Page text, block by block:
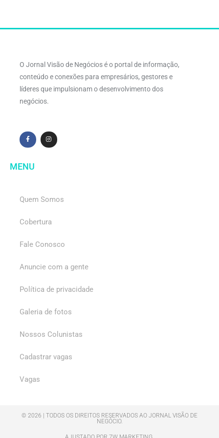
O Jornal Visão de Negócios é o portal de informação,
conteúdo e conexões para empresários, gestores e
líderes que impulsionam o desenvolvimento dos
negócios.
MENU
Quem Somos
Cobertura
Fale Conosco
Anuncie com a gente
Política de privacidade
Galeria de fotos
Nossos Colunistas
Cadastrar vagas
Vagas
© 2026 | TODOS OS DIREITOS RESERVADOS AO JORNAL VISÃO DE
NEGÓCIO.